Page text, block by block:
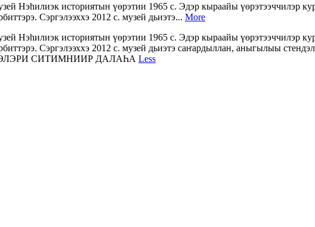
Нэһилиэк историятын үөрэтии 1965 с. Эдэр кыраайы үөрэтээччилэр
Сэргэлээххэ 2012 с. музей дьиэтэ... More
Нэһилиэк историятын үөрэтии 1965 с. Эдэр кыраайы үөрэтээччилэр
Сэргэлээххэ 2012 с. музей дьиэтэ саҥардыллан, аныгылыы
СИТИМНИИР ДАЛАҺА Less